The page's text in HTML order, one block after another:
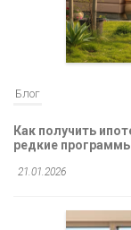
Блог
Как получить
редкие
21.01.2026